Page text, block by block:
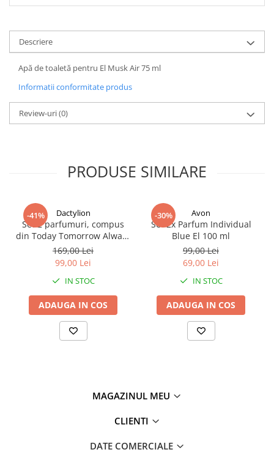
Descriere
Apă de toaletă pentru El Musk Air 75 ml
Informatii conformitate produs
Review-uri(0)
PRODUSE SIMILARE
-41% Dactylion
Set 2 parfumuri, compus
din Today Tomorrow Always
& Little Black Dress + set 4
accesorii păr – ofertă
specială 99 lei
169,00 Lei
99,00 Lei
IN STOC
ADAUGA IN COS
-30% Avon
Set 2x Parfum Individual
Blue El 100 ml
99,00 Lei
69,00 Lei
IN STOC
ADAUGA IN COS
MAGAZINUL MEU
CLIENTI
DATE COMERCIALE